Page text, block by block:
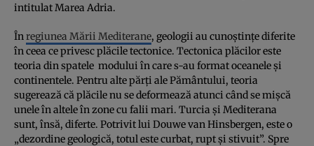
intitulat Marea Adria.
Înregiunea Mării Mediterane, geologii au cunoştinţe diferite
în ceea ce privesc plăcile tectonice. Tectonica plăcilor este
teoria din spatele modului în care s-au format oceanele şi
continentele. Pentru alte părţi ale Pământului, teoria
sugerează că plăcile nu se deformează atunci când se mişcă
unele în altele în zone cu falii mari. Turcia şi Mediterana
sunt, însă, diferte. Potrivit lui Douwe van Hinsbergen, este o
„dezordine geologică, totul este curbat, rupt şi stivuit”. Spre